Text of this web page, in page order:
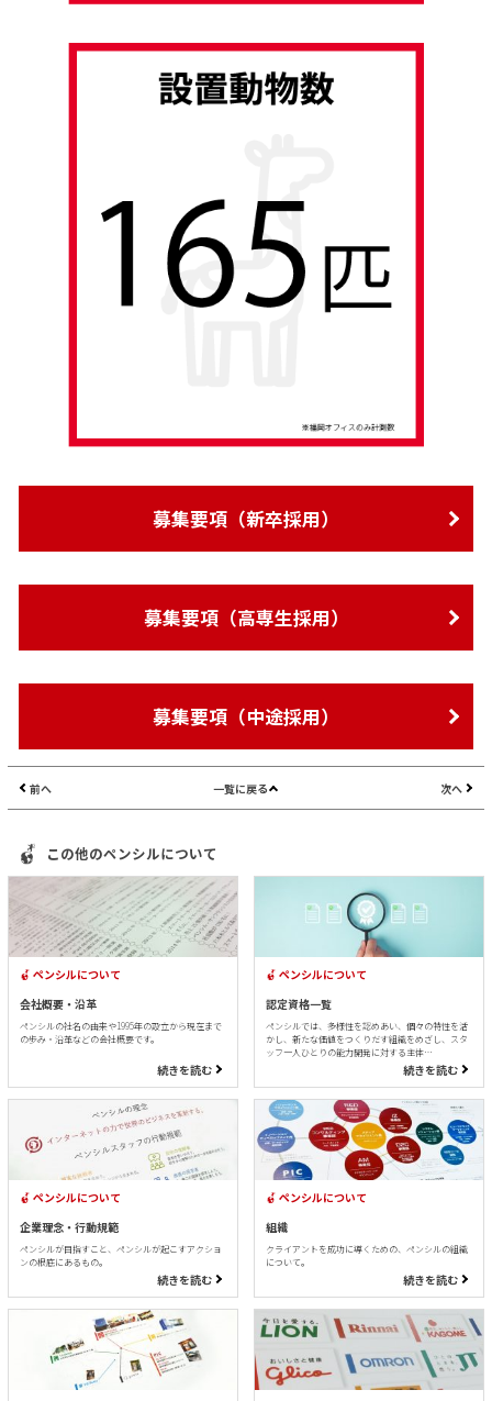
募集要項（新卒採用）
募集要項（高専生採用）
募集要項（中途採用）
前へ 一覧に戻る 次へ
この他のペンシルについて
ペンシルについて
会社概要・沿革
ペンシルの社名の由来や1995年の設立から現在まで
の歩み・沿革などの会社概要です。
続きを読む
ペンシルについて
認定資格一覧
ペンシルでは、多様性を認めあい、個々の特性を活
かし、新たな価値をつくりだす組織をめざし、スタ
ッフ一人ひとりの能力開発に対する主体…
続きを読む
ペンシルについて
企業理念・行動規範
ペンシルが目指すこと、ペンシルが起こすアクショ
ンの根底にあるもの。
続きを読む
ペンシルについて
組織
クライアントを成功に導くための、ペンシルの組織
について。
続きを読む